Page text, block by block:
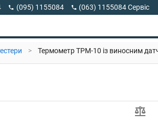
(095) 1155084
(063) 1155084 Сервіс
> Термометр TPM-10 із виносним